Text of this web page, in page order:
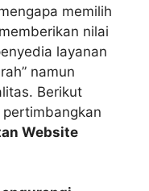
memilih
nilai
layanan
namun
Berikut
Website